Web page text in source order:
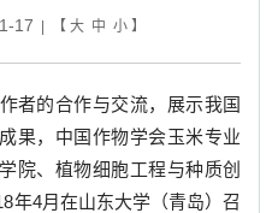
17 | 【 大 中 小】
者的合作与交流，展示我国
果，中国作物学会玉米专业
院、植物细胞工程与种质创
年4月在山东大学（青岛）召